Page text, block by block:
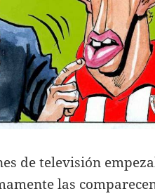
de televisión
las